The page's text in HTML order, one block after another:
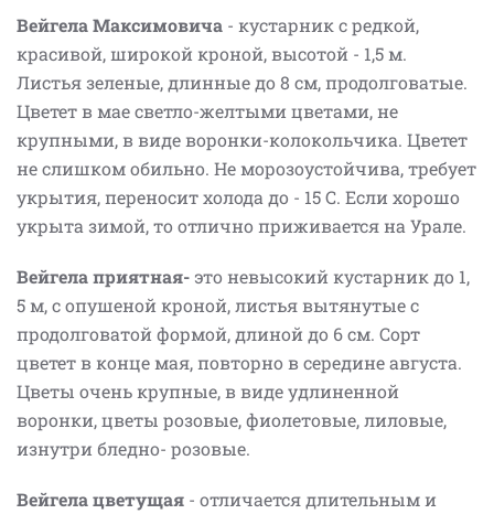
Вейгела Максимовича - кустарник с редкой,
красивой, широкой кроной, высотой - 1,5 м.
Листья зеленые, длинные до 8 см, продолговатые.
Цветет в мае светло-желтыми цветами, не
крупными, в виде воронки-колокольчика. Цветет
не слишком обильно. Не морозоустойчива, требует
укрытия, переносит холода до - 15 С. Если хорошо
укрыта зимой, то отлично приживается на Урале.
Вейгела приятная- это невысокий кустарник до 1,
5 м, с опушеной кроной, листья вытянутые с
продолговатой формой, длиной до 6 см. Сорт
цветет в конце мая, повторно в середине августа.
Цветы очень крупные, в виде удлиненной
воронки, цветы розовые, фиолетовые, лиловые,
изнутри бледно- розовые.
Вейгела цветущая - отличается длительным и